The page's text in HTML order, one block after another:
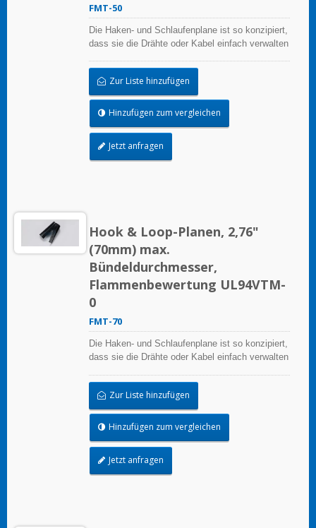
FMT-50
Die Haken- und Schlaufenplane ist so konzipiert,
dass sie die Drähte oder Kabel einfach verwalten
Zur Liste hinzufügen
Hinzufügen zum vergleichen
Jetzt anfragen
Hook & Loop-Planen, 2,76"
(70mm) max.
Bündeldurchmesser,
Flammenbewertung UL94VTM-
0
FMT-70
Die Haken- und Schlaufenplane ist so konzipiert,
dass sie die Drähte oder Kabel einfach verwalten
Zur Liste hinzufügen
Hinzufügen zum vergleichen
Jetzt anfragen